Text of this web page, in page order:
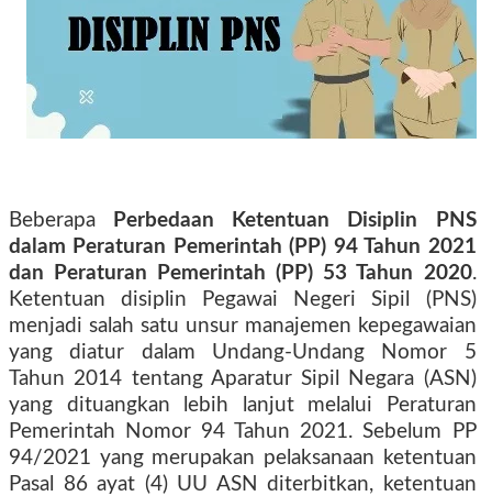
Beberapa
Perbedaan Ketentuan Disiplin PNS
dalam Peraturan Pemerintah (PP) 94 Tahun 2021
dan Peraturan Pemerintah (PP) 53 Tahun 2020.
Ketentuan disiplin Pegawai Negeri Sipil (PNS)
menjadi salah satu unsur manajemen kepegawaian
yang diatur dalam Undang-Undang Nomor 5
Tahun 2014 tentang Aparatur Sipil Negara (ASN)
yang dituangkan lebih lanjut melalui Peraturan
Pemerintah Nomor 94 Tahun 2021. Sebelum PP
94/2021 yang merupakan pelaksanaan ketentuan
Pasal 86 ayat (4) UU ASN diterbitkan, ketentuan